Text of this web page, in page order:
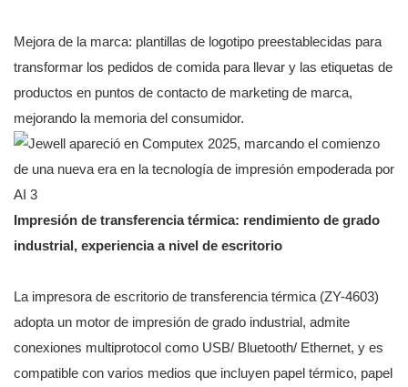
Mejora de la marca: plantillas de logotipo preestablecidas para
transformar los pedidos de comida para llevar y las etiquetas de
productos en puntos de contacto de marketing de marca,
mejorando la memoria del consumidor.
Impresión de transferencia térmica: rendimiento de grado
industrial, experiencia a nivel de escritorio
La impresora de escritorio de transferencia térmica (ZY-4603)
adopta un motor de impresión de grado industrial, admite
conexiones multiprotocol como USB/ Bluetooth/ Ethernet, y es
compatible con varios medios que incluyen papel térmico, papel